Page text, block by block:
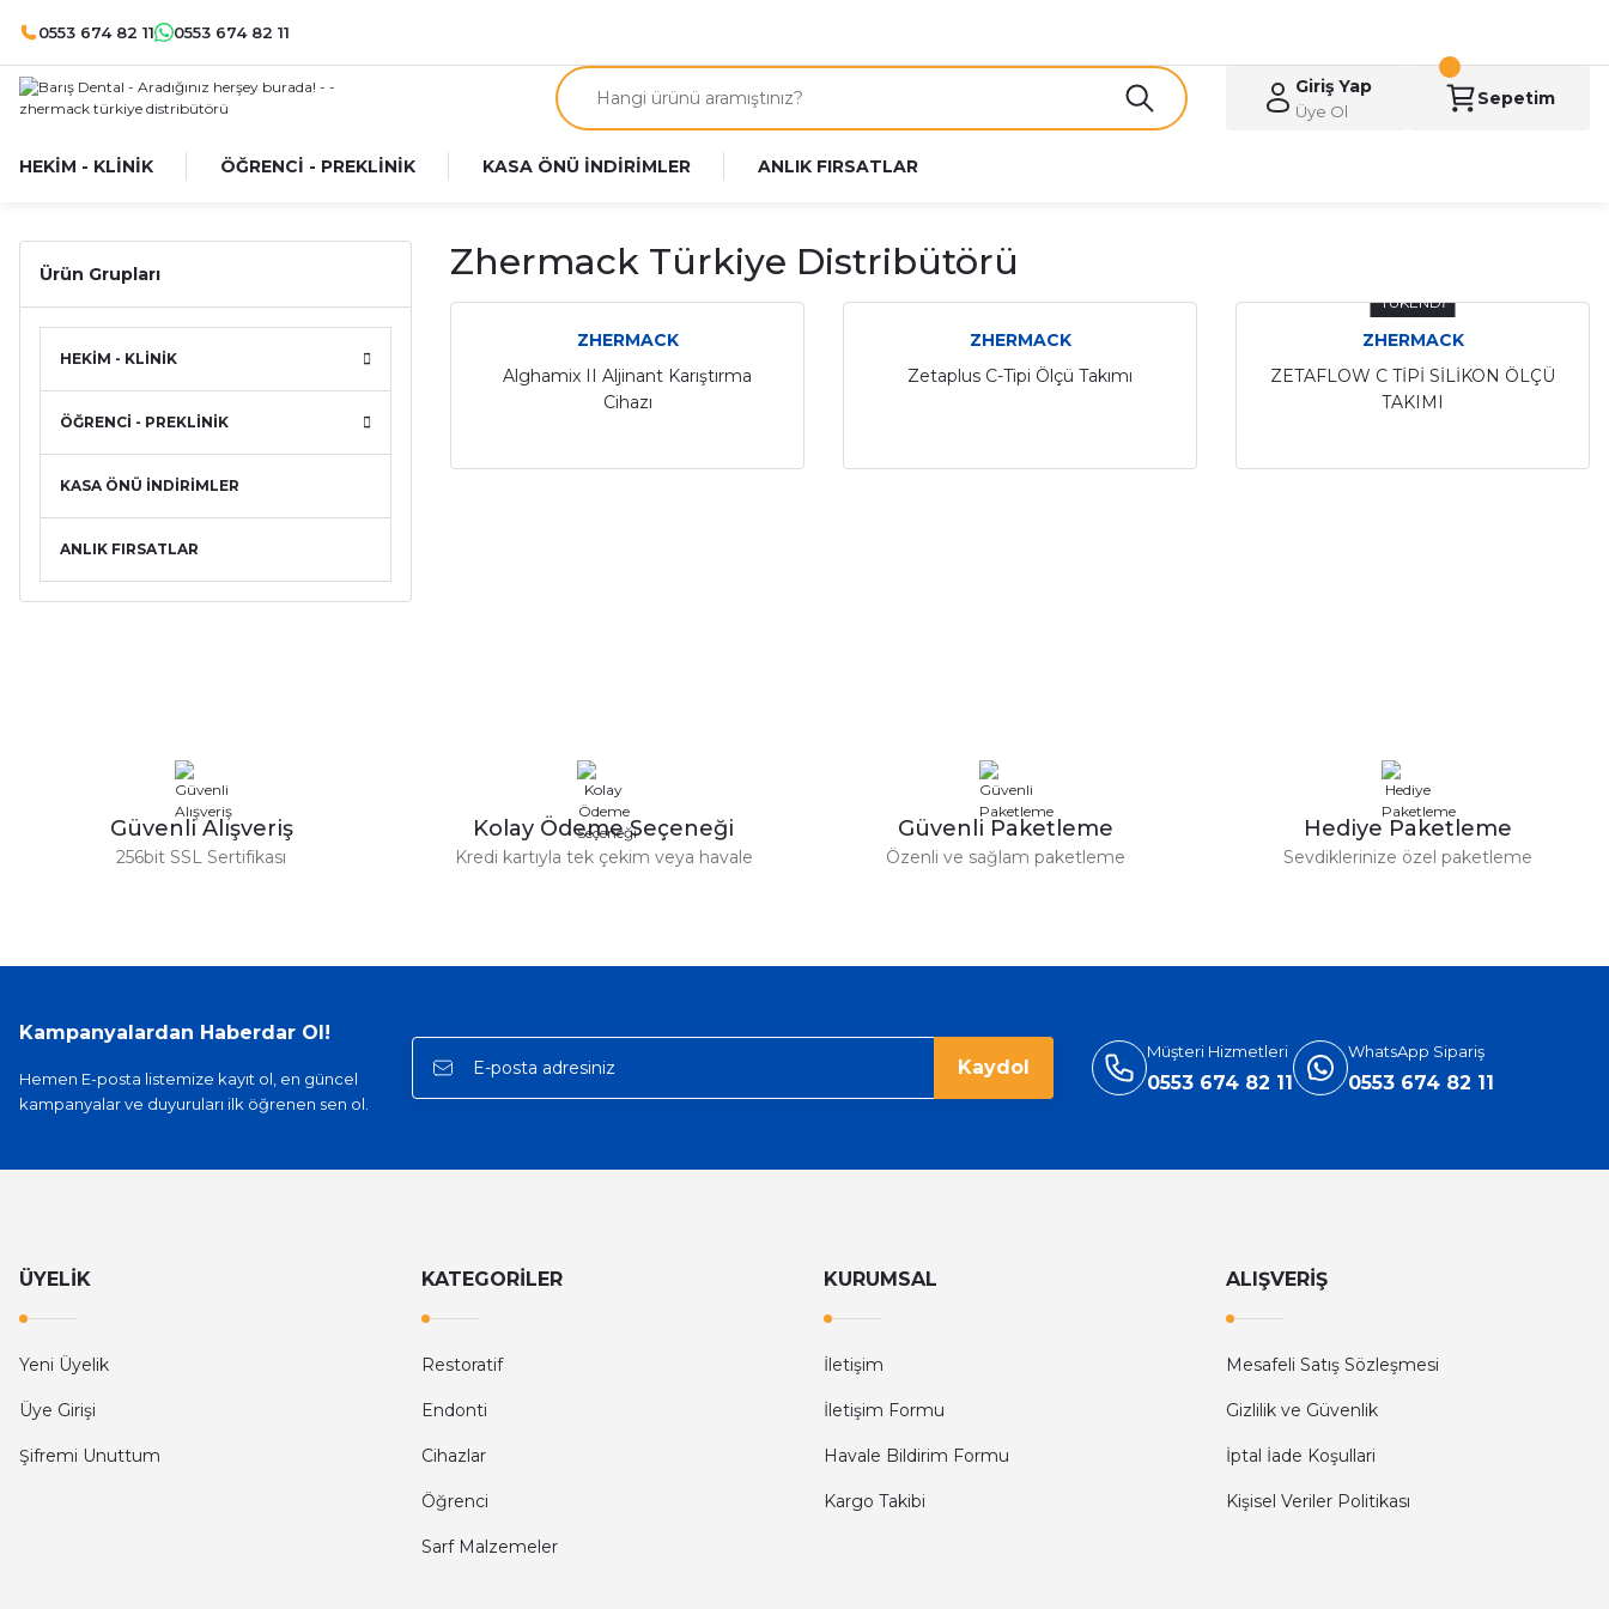
0553 674 82 11 0553 674 82 11
Giriş Yap
Üye Ol
Sepetim
HEKİM - KLİNİK ÖĞRENCİ - PREKLİNİK KASA ÖNÜ İNDİRİMLER ANLIK FIRSATLAR
Ürün Grupları
HEKİM - KLİNİK
ÖĞRENCİ - PREKLİNİK
KASA ÖNÜ İNDİRİMLER
ANLIK FIRSATLAR
Zhermack Türkiye Distribütörü
ZHERMACK
Alghamix II Aljinant Karıştırma
Cihazı
ZHERMACK
Zetaplus C-Tipi Ölçü Takımı
TÜKENDİ
ZHERMACK
ZETAFLOW C TİPİ SİLİKON ÖLÇÜ
TAKIMI
Güvenli Alışveriş
256bit SSL Sertifikası
Kolay Ödeme Seçeneği
Kredi kartıyla tek çekim veya havale
Güvenli Paketleme
Özenli ve sağlam paketleme
Hediye Paketleme
Sevdiklerinize özel paketleme
Kampanyalardan Haberdar Ol!
Hemen E-posta listemize kayıt ol, en güncel
kampanyalar ve duyuruları ilk öğrenen sen ol.
Kaydol
Müşteri Hizmetleri
0553 674 82 11
WhatsApp Sipariş
0553 674 82 11
ÜYELİK
Yeni Üyelik
Üye Girişi
Şifremi Unuttum
KATEGORİLER
Restoratif
Endonti
Cihazlar
Öğrenci
Sarf Malzemeler
KURUMSAL
İletişim
İletişim Formu
Havale Bildirim Formu
Kargo Takibi
ALIŞVERİŞ
Mesafeli Satış Sözleşmesi
Gizlilik ve Güvenlik
İptal İade Koşullari
Kişisel Veriler Politikası